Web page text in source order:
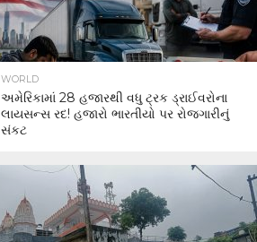
WORLD
અમેરિકામાં 28 હજારથી વધુ ટ્રક ડ્રાઈવરોના
લાયસન્સ રદ! હજારો ભારતીયો પર રોજગારીનું
સંકટ